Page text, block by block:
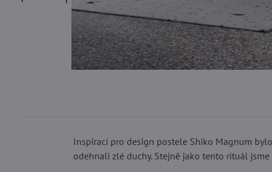
Inspirací pro design postele Shiko Magnum
odehnali zlé duchy. Stejně jako tento rituál